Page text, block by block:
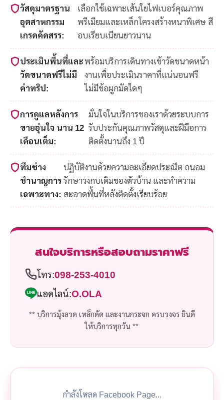
วัสดุมาตรฐาน
อุตสาหกรรม
เกรดคัดสรร:
เลือกใช้เฉพาะเส้นใยไฟเบอร์คุณภาพ
พรีเมียมและเหล็กโครงสร้างหนาพิเศษ สี
อบเรียบเนียนยาวนาน
ประเมินพื้นที่และ
วัดขนาดฟรีไม่มี
ค่าทริป:
พร้อมบริการเดินทางเข้าวัดขนาดหน้า
งานเพื่อประเมินราคาที่แน่นอนฟรี
ไม่มีข้อผูกมัดใดๆ
การดูแลหลังการ
ขายอุ่นใจ นาน 12
เดือนเต็ม:
มั่นใจในบริการของเราด้วยระบบการ
รับประกันคุณภาพวัสดุและฝีมือการ
ติดตั้งนานถึง 1 ปี
ทีมช่าง
ชำนาญการ
เฉพาะทาง:
ปฏิบัติงานด้วยความละเอียดประณีต ถนอม
รักษาวงกบเดิมของตัวบ้าน และทำความ
สะอาดพื้นที่หลังติดตั้งเรียบร้อย
สนใจบริการหรือสอบถามราคาฟรี
โทร:098-253-4010
แอดไลน์:O.OLA
** บริการมุ้งลวด เหล็กดัด และงานกระจก ครบวงจร ยินดี
ให้บริการทุกวัน **
กำลังโหลด Facebook Page...